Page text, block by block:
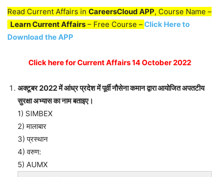
Read Current Affairs in CareersCloud APP, Course Name –
Learn Current Affairs – Free Course –Click Here to
Download the APP
Click here for Current Affairs 14 October 2022
अक्टूबर 2022 में आंध्र प्रदेश में पूर्वी नौसेना कमान द्वारा आयोजित अपतटीय
सुरक्षा अभ्यास का नाम बताइए।
1) SIMBEX
2) मालाबार
3) प्रस्थान
4) वरुण:
5) AUMX